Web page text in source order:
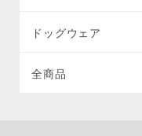
ドッグウェア
全商品